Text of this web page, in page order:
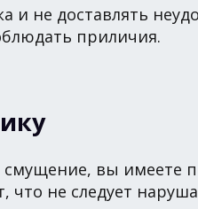
и не доставлять
приличия.
вы имеете
не следует